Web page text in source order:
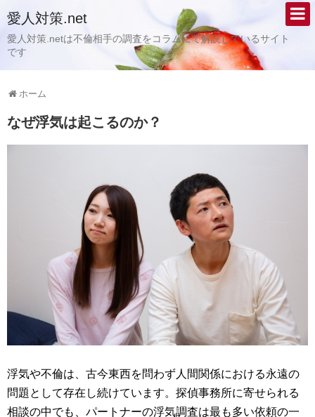
愛人対策.net
愛人対策.netは不倫相手の調査をコラムにて解説しているサイト
です
ホーム
なぜ浮気は起こるのか？
浮気や不倫は、古今東西を問わず人間関係における永遠の
問題として存在し続けています。探偵事務所に寄せられる
相談の中でも、パートナーの浮気調査は最も多い依頼の一